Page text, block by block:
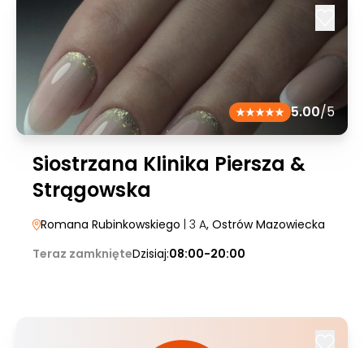
5.00/5
Siostrzana Klinika Piersza &
Strągowska
Romana Rubinkowskiego | 3 A, Ostrów Mazowiecka
Teraz zamknięteDzisiaj:08:00-20:00